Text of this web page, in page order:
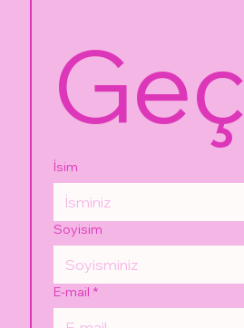
Geç
İsim
Soyisim
E-mail *